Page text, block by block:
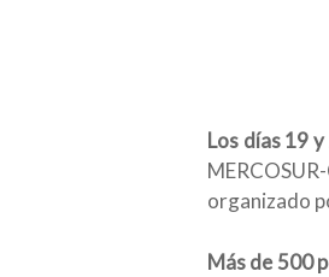
Los días 19
organizado
Más de 500